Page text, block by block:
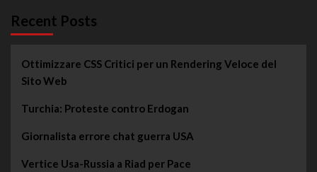
Recent Posts
Ottimizzare CSS Critici per un Rendering Veloce del
Sito Web
Turchia: Proteste contro Erdogan
Giornalista errore chat guerra USA
Vertice Usa-Russia a Riad per Pace